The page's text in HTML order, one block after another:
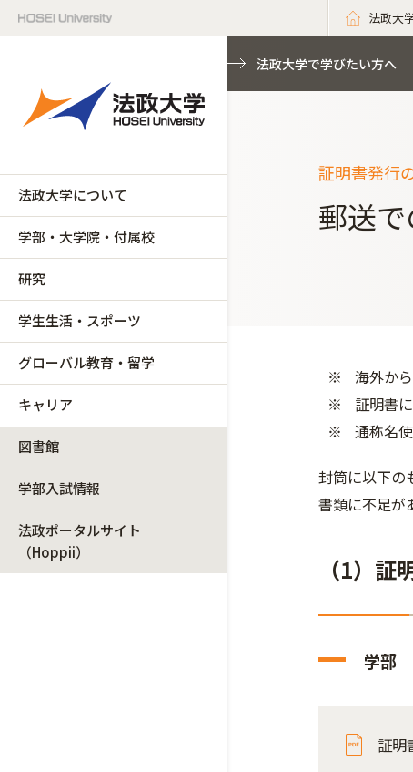
法政大
法政大学について
学部・大学院・付属校
研究
学生生活・スポーツ
グローバル教育・留学
キャリア
図書館
学部入試情報
法政ポータルサイト
（Hoppii）
法政大学で学びたい方へ
証明書発行
郵送
海外か
証明書
通称名
封筒に以下の
書類に不足が
（1）証
学部
証明